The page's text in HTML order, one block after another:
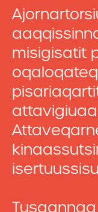
misigisatit